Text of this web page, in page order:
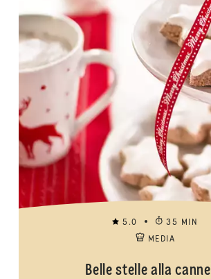
5.0
35 MIN
MEDIA
Belle stelle alla